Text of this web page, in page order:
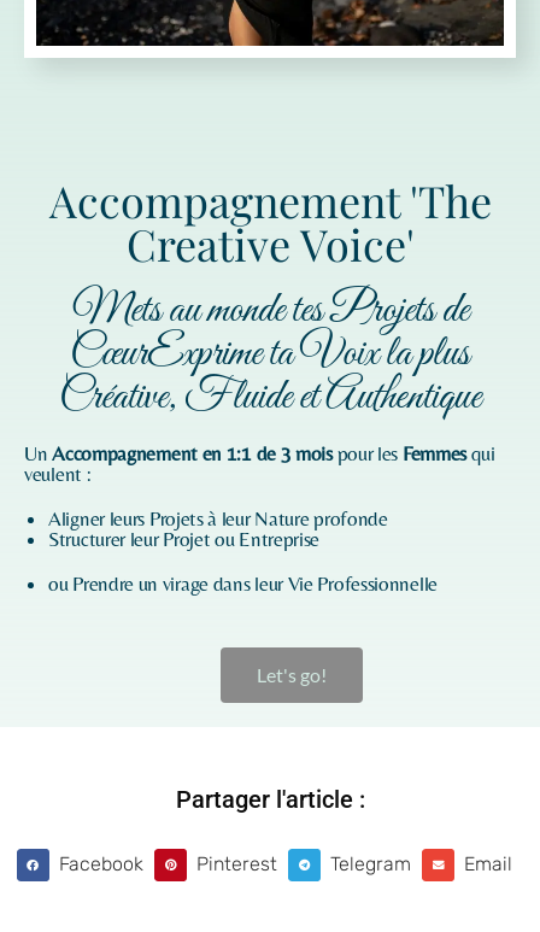
Accompagnement 'The
Creative Voice'
Mets au monde tes Projets de
CœurExprime ta Voix la plus
Créative, Fluide et Authentique
UnAccompagnement en 1:1 de 3 moispour les Femmesqui
veulent :
Aligner leurs Projets à leur Nature profonde
Structurer leur Projet ou Entreprise
ou Prendre un virage dans leur Vie Professionnelle
Let's go!
Partager l'article :
Facebook Pinterest Telegram Email